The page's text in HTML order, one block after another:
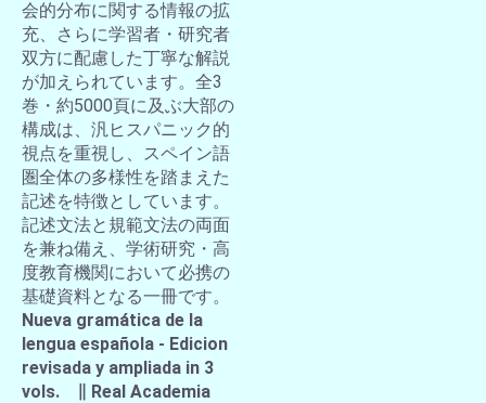
会的分布に関する情報の拡
充、さらに学習者・研究者
双方に配慮した丁寧な解説
が加えられています。全3
巻・約5000頁に及ぶ大部の
構成は、汎ヒスパニック的
視点を重視し、スペイン語
圏全体の多様性を踏まえた
記述を特徴としています。
記述文法と規範文法の両面
を兼ね備え、学術研究・高
度教育機関において必携の
基礎資料となる一冊です。
Nueva gramática de la
lengua española - Edicion
revisada y ampliada in 3
vols. ∥ Real Academia